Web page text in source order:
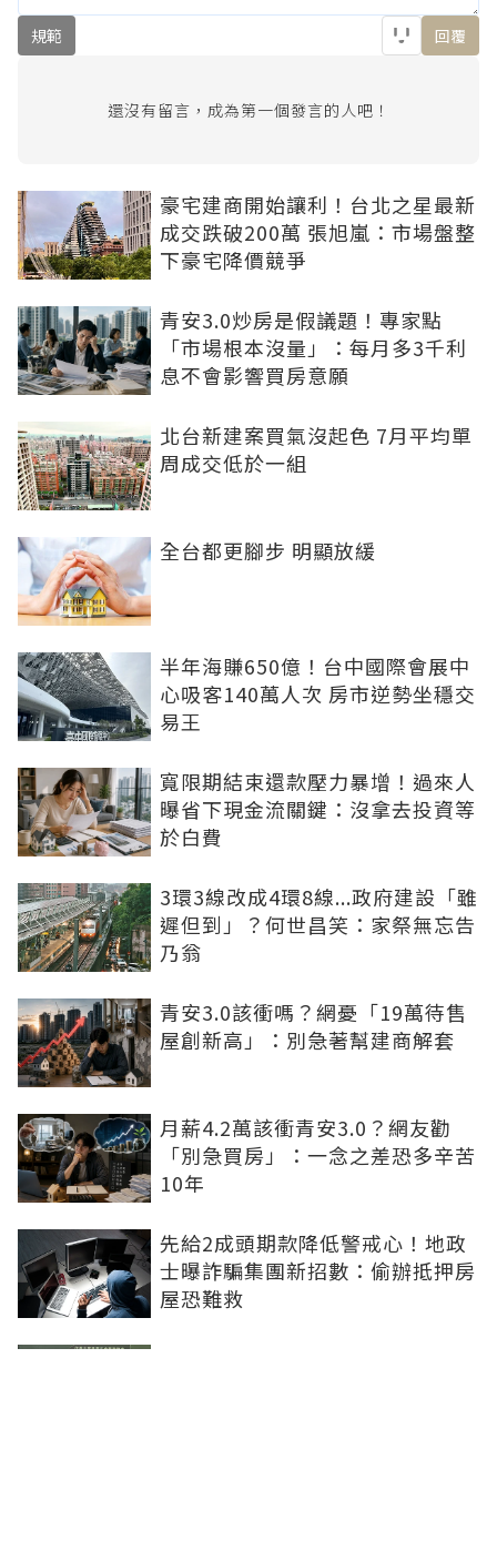
規範 回覆
還沒有留言，成為第一個發言的人吧！
豪宅建商開始讓利！台北之星最新
成交跌破200萬 張旭嵐：市場盤整
下豪宅降價競爭
青安3.0炒房是假議題！專家點
「市場根本沒量」：每月多3千利
息不會影響買房意願
北台新建案買氣沒起色 7月平均單
周成交低於一組
全台都更腳步 明顯放緩
半年海賺650億！台中國際會展中
心吸客140萬人次 房市逆勢坐穩交
易王
寬限期結束還款壓力暴增！過來人
曝省下現金流關鍵：沒拿去投資等
於白費
3環3線改成4環8線...政府建設「雖
遲但到」？何世昌笑：家祭無忘告
乃翁
青安3.0該衝嗎？網憂「19萬待售
屋創新高」：別急著幫建商解套
月薪4.2萬該衝青安3.0？網友勸
「別急買房」：一念之差恐多辛苦
10年
先給2成頭期款降低警戒心！地政
士曝詐騙集團新招數：偷辦抵押房
屋恐難救